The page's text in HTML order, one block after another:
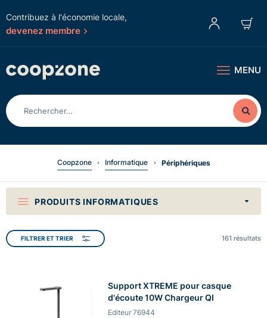
Contribuez à l'économie locale,
devenez membre
MENU
Coopzone Informatique Périphériques
PRODUITS INFORMATIQUES
FILTRER ET TRIER 161 résultats
Support XTREME pour casque
d'écoute 10W Chargeur QI
Editeur 76944